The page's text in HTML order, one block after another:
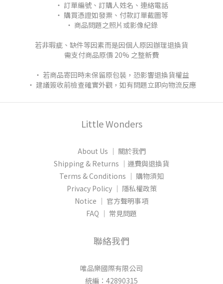
‧ 訂單編號、訂購人姓名、連絡電話
‧ 購買憑證如發票、付款訂單截圖等
‧ 商品問題之照片或影像紀錄
若非瑕疵、缺件等因素而是因個人原因辦理退換貨
需支付商品原價 20% 之整新費
‧ 若商品寄回時未保留原包裝，恐影響退換貨權益
‧ 建議簽收前檢查確實外觀，如有問題立即向物流反應
Little Wonders
About Us │ 關於我們
Shipping & Returns │運費與退換貨
Terms & Conditions │ 購物須知
Privacy Policy │ 隱私權政策
Notice │ 官方聲明事項
FAQ │ 常見問題
聯絡我們
唯品樂國際有限公司
統編：42890315